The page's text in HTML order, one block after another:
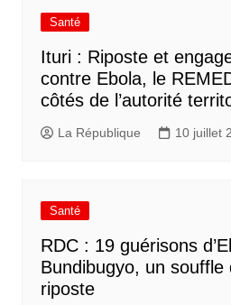
Santé
Ituri : Riposte et
contre Ebola, le
côtés de l’autorité
La République 10 juillet
Santé
RDC : 19 guérisons
Bundibugyo, un souffle
riposte